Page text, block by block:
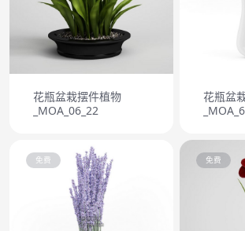
花瓶盆栽摆件植物
_MOA_06_22
花瓶盆
免费 免费